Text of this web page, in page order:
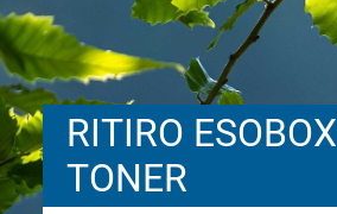
RITIRO ESOBOX
TONER